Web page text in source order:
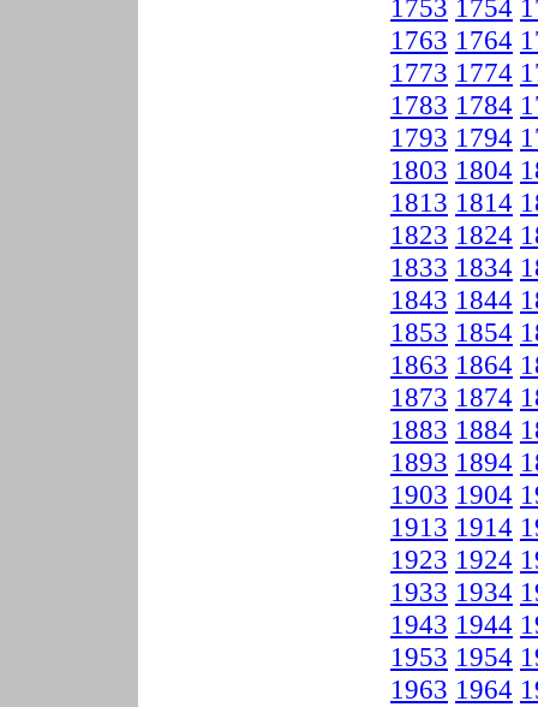
1753 1754
1763 1764
1773 1774
1783 1784
1793 1794
1803 1804
1813 1814
1823 1824
1833 1834
1843 1844
1853 1854
1863 1864
1873 1874
1883 1884
1893 1894
1903 1904
1913 1914
1923 1924
1933 1934
1943 1944
1953 1954
1963 1964